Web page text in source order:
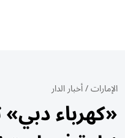
الإمارات/أخبار الدار